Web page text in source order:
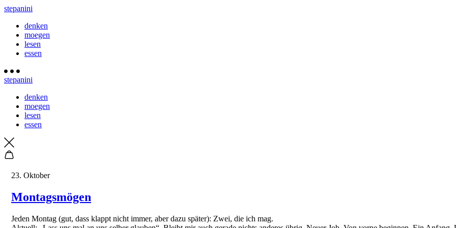
stepanini
denken
moegen
lesen
essen
stepanini
denken
moegen
lesen
essen
23. Oktober
Montagsmögen
Jeden Montag (gut, dass klappt nicht immer, aber dazu später): Zwei, die ich mag.